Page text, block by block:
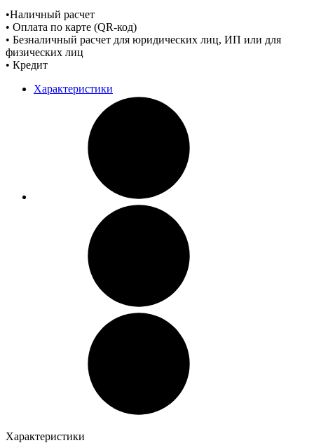
•Наличный расчет
• Оплата по карте (QR-код)
• Безналичный расчет для юридических лиц, ИП или для
физических лиц
• Кредит
Характеристики
Характеристики